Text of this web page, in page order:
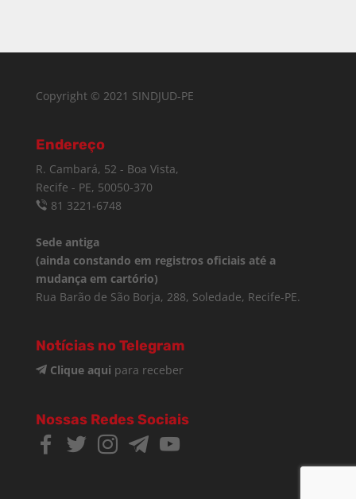
Copyright © 2021 SINDJUD-PE
Endereço
R. Cambará, 52 - Boa Vista,
Recife - PE, 50050-370
81 3221-6748
Sede antiga
(ainda constando em registros oficiais até a
mudança em cartório)
Rua Barão de São Borja, 288, Soledade, Recife-PE.
Notícias no Telegram
Clique aqui para receber
Nossas Redes Sociais